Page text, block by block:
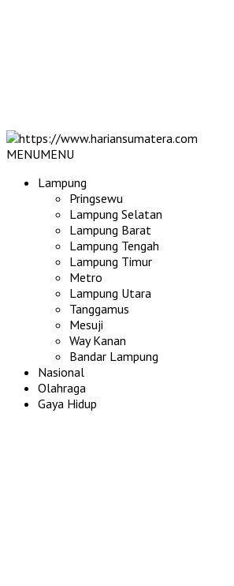
MENUMENU
Lampung
Pringsewu
Lampung Selatan
Lampung Barat
Lampung Tengah
Lampung Timur
Metro
Lampung Utara
Tanggamus
Mesuji
Way Kanan
Bandar Lampung
Nasional
Olahraga
Gaya Hidup